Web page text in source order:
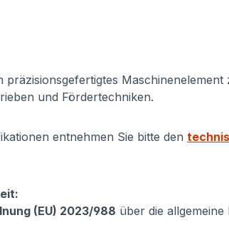
präzisionsgefertigtes
und Fördertechniken.
entnehmen Sie bitte den
(EU) 2023/988 über die